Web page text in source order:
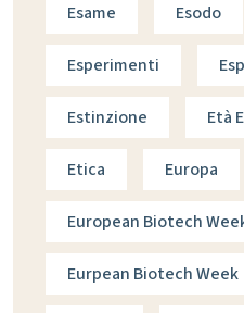
Esame Esodo
Esperimenti
Estinzione Età
Etica Europa
European Biotech
Eurpean Biotech Week